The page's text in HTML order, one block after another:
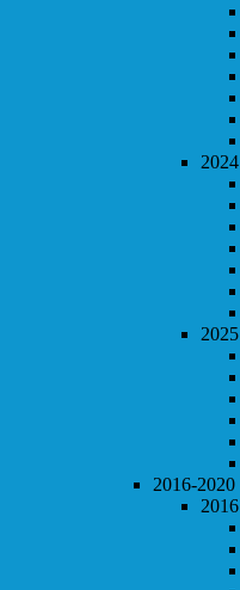
2024
2025
2016-2020
2016